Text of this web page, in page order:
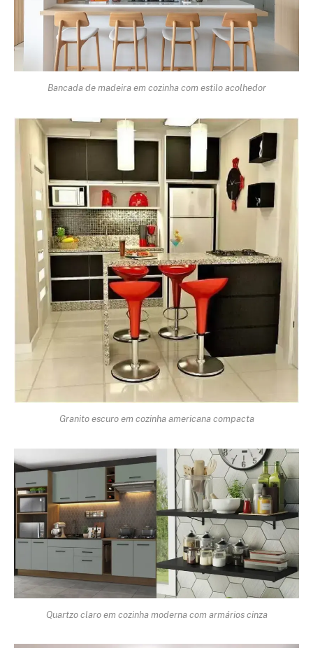
Bancada de madeira em cozinha com estilo acolhedor
Granito escuro em cozinha americana compacta
Quartzo claro em cozinha moderna com armários cinza